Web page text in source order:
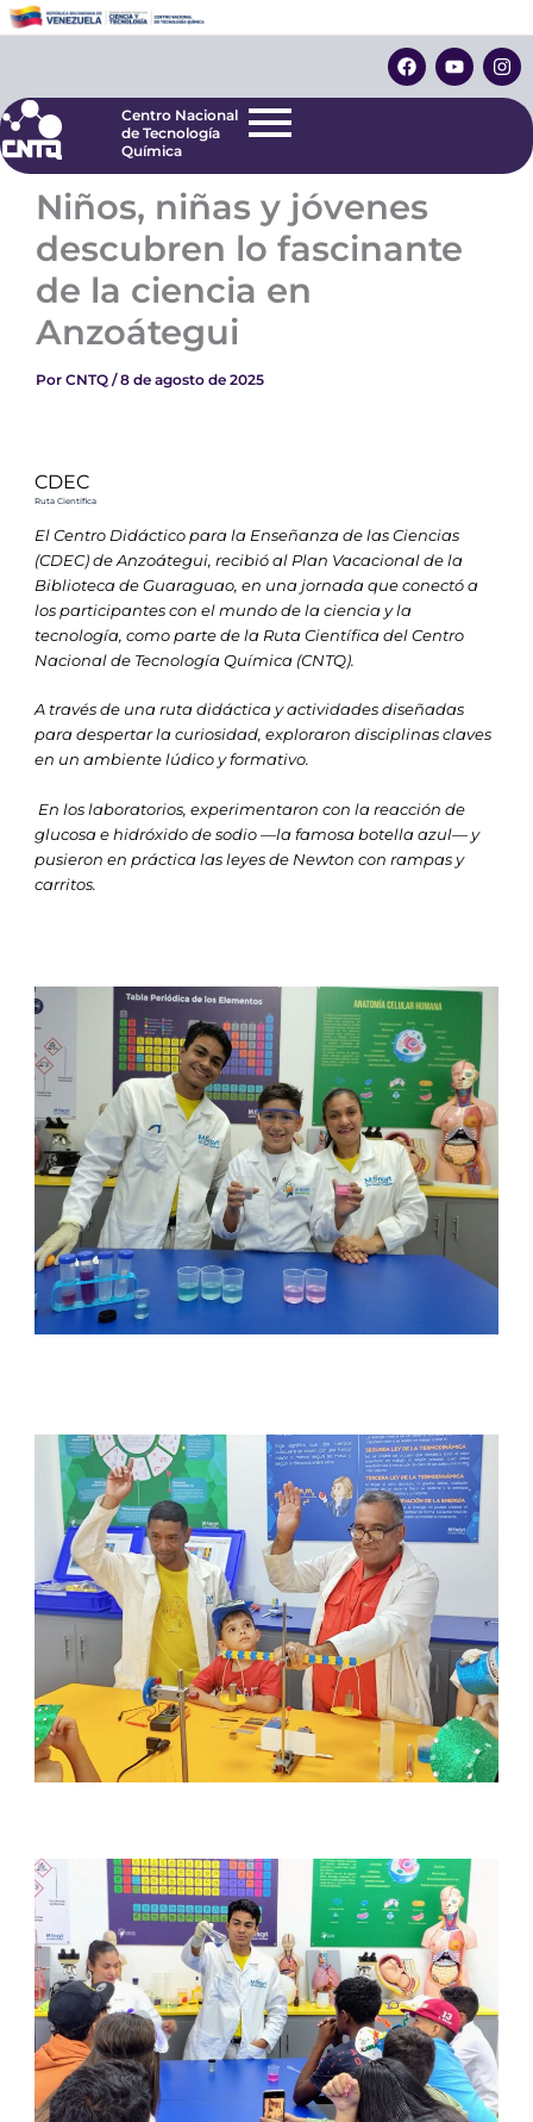
al
F
a
c
o
Y
o
u
e
I
n
s
r
Centro Nacional
de Tecnología
Centro Nacional
de Tecnología
Química
Niños, niñas y jóvenes
descubren lo fascinante
de la ciencia en
Anzoátegui
Por CNTQ /8 de agosto de 2025
CDEC
Ruta Científica
El Centro Didáctico para la Enseñanza de las Ciencias
(CDEC) de Anzoátegui, recibió al Plan Vacacional de la
Biblioteca de Guaraguao, en una jornada que conectó a
los participantes con el mundo de la ciencia y la
tecnología, como parte de la Ruta Científica del Centro
Nacional de Tecnología Química (CNTQ).
A través de una ruta didáctica y actividades diseñadas
para despertar la curiosidad, exploraron disciplinas claves
en un ambiente lúdico y formativo.
En los laboratorios, experimentaron con la reacción de
glucosa e hidróxido de sodio —la famosa botella azul— y
pusieron en práctica las leyes de Newton con rampas y
carritos.